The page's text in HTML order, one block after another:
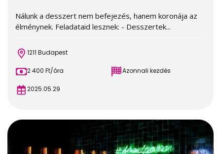
Nálunk a desszert nem befejezés, hanem koronája az
élménynek. Feladataid lesznek: - Desszertek...
1211 Budapest
2 400 Ft/óra Azonnali kezdés
2025.05.29